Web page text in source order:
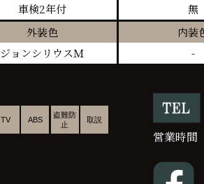
車検2年付
無
外装色
ジョンシリウスＭ
内装
-
TV ABS
盗難防
止
取説
営業時